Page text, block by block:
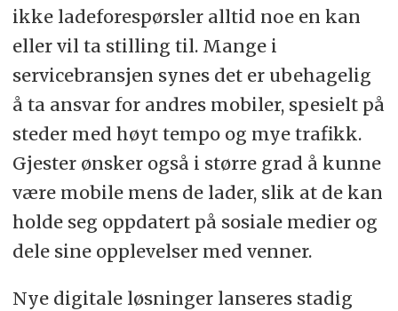
ikke ladeforespørsler alltid noe en kan
eller vil ta stilling til. Mange i
servicebransjen synes det er ubehagelig
å ta ansvar for andres mobiler, spesielt på
steder med høyt tempo og mye trafikk.
Gjester ønsker også i større grad å kunne
være mobile mens de lader, slik at de kan
holde seg oppdatert på sosiale medier og
dele sine opplevelser med venner.
Nye digitale løsninger lanseres stadig